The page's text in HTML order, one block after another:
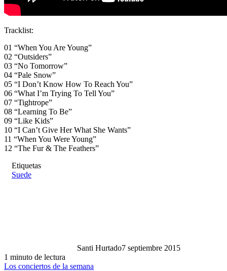
Tracklist:
01 “When You Are Young”
02 “Outsiders”
03 “No Tomorrow”
04 “Pale Snow”
05 “I Don’t Know How To Reach You”
06 “What I’m Trying To Tell You”
07 “Tightrope”
08 “Learning To Be”
09 “Like Kids”
10 “I Can’t Give Her What She Wants”
11 “When You Were Young”
12 “The Fur & The Feathers”
Etiquetas
Suede
Santi Hurtado7 septiembre 2015
1 minuto de lectura
Los conciertos de la semana